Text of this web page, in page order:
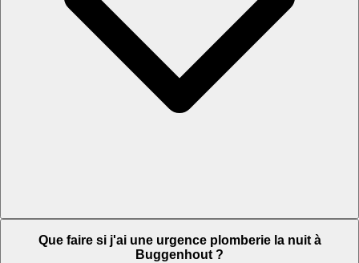
Que faire si j'ai une urgence plomberie la nuit à
Buggenhout ?